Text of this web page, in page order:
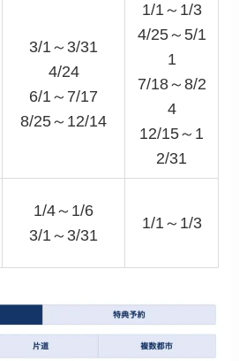
3/1～3/31
4/24
6/1～7/17
8/25～12/14
1/1～1/3
4/25～5/1
1
7/18～8/2
4
12/15～1
2/31
1/4～1/6
3/1～3/31
1/1～1/3